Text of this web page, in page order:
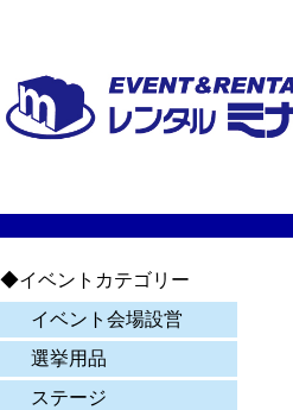
◆イベントカテゴリー
イベント会場設営
選挙用品
ステージ